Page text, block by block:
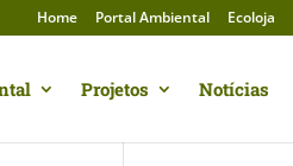
Home Portal Ambiental Ecoloja
Projetos Notícias